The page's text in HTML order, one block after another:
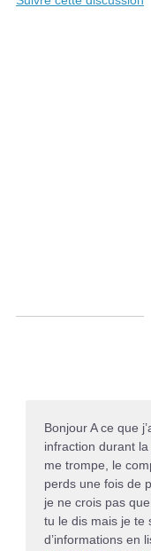
Bonjour A ce que
infraction durant
me trompe, le
perds une fois de
je ne crois pas
tu le dis mais je te
d’informations en